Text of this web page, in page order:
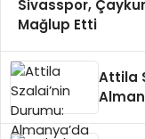
Sivasspor,
Mağlup Etti
Attila